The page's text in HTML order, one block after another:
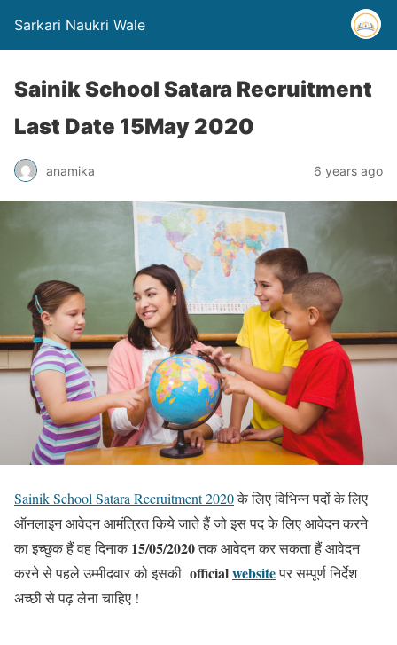
Sarkari Naukri Wale
Sainik School Satara Recruitment
Last Date 15May 2020
anamika 6 years ago
Sainik School Satara Recruitment 2020के लिए विभिन्न पदों के लिए
ऑनलाइन आवेदन आमंत्रित किये जाते हैं जो इस पद के लिए आवेदन करने
का इच्छुक हैं वह दिनाक 15/05/2020तक आवेदन कर सकता हैं आवेदन
करने से पहले उम्मीदवार को इसकी officialwebsiteपर सम्पूर्ण निर्देश
अच्छी से पढ़ लेना चाहिए !